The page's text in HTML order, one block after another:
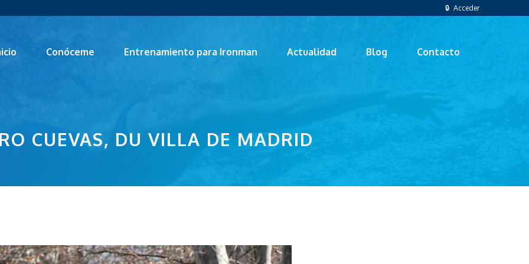
🔒 Acceder
Conóceme Entrenamiento para Ironman Actualidad Blog Contacto
CUEVAS, DU VILLA DE MADRID